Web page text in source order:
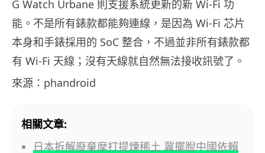
G Watch Urbane 則支援系統更新的新 Wi-Fi 功
能。不是所有錶款都能夠連線，是因為 Wi-Fi 芯片
本身和手錶採用的 SoC 整合，不過並非所有錶款都
有 Wi-Fi 天線；沒有天線就自然無法接收訊號了。
來源：phandroid
相關文章:
日本拆解廢棄摩打提煉稀土 冀擺脫中國依賴